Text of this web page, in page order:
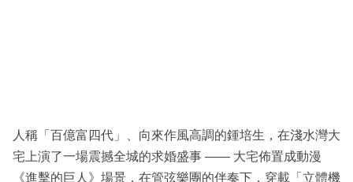
人稱「百億富四代」、向來作風高調的鍾培生，在淺水灣大
宅上演了一場震撼全城的求婚盛事 —— 大宅佈置成動漫
《進擊的巨人》場景，在管弦樂團的伴奏下，穿載「立體機